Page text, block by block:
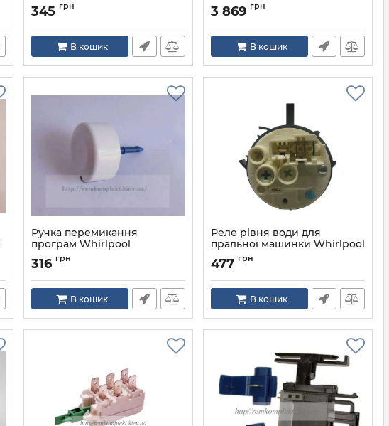
Артикул: 84
345 грн
В кошик
3 869 грн
В кошик
Ручка перемикання
програм Whirlpool
Артикул: 481241458306
316 грн
В кошик
Реле рівня води для
пральної машинки Whirlpool
481227128554
Артикул:
477 грн
В кошик